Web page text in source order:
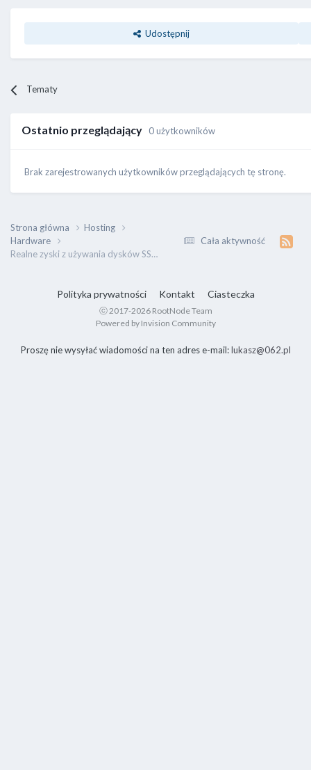
Udostępnij
Tematy
Ostatnio przeglądający 0 użytkowników
Brak zarejestrowanych użytkowników przeglądających tę stronę.
Cała aktywność
Strona główna
Hosting
Hardware
Realne zyski z używania dysków SSD w serwerze.
Polityka prywatności Kontakt Ciasteczka
ⓒ 2017-2026 RootNode Team
Powered by Invision Community
Proszę nie wysyłać wiadomości na ten adres e-mail:lukasz@062.pl